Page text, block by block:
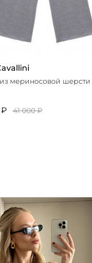
мериносовой шерсти
₽ 41 000 ₽